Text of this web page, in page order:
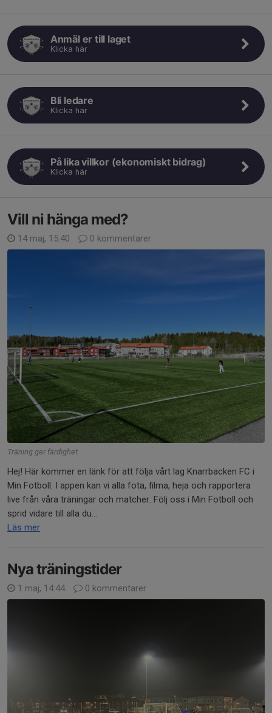
Anmäl er till laget
Klicka här
Bli ledare
Klicka här
På lika villkor (ekonomiskt bidrag)
Klicka här
Vill ni hänga med?
14 maj, 15:40 0 kommentarer
Träning ger färdighet.
Hej! Här kommer en länk för att följa vårt lag Knarrbacken FC i
Min Fotboll. I appen kan vi alla fota, filma, heja och rapportera
live från våra träningar och matcher. Följ oss i Min Fotboll och
sprid vidare till alla du...
Läs mer
Nya träningstider
1 maj, 14:44 0 kommentarer